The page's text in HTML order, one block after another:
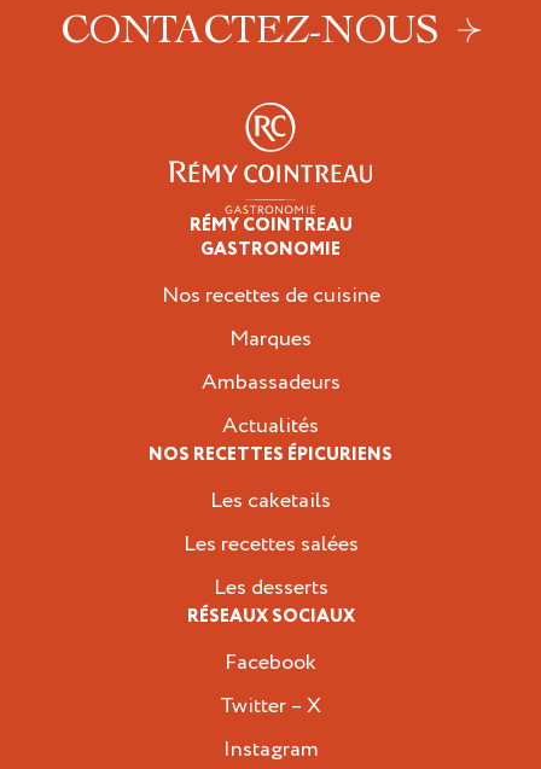
CONTACTEZ-NOUS
RÉMY COINTREAU
GASTRONOMIE
Nos recettes de cuisine
Marques
Ambassadeurs
Actualités
NOS RECETTES ÉPICURIENS
Les caketails
Les recettes salées
Les desserts
RÉSEAUX SOCIAUX
Facebook
Twitter – X
Instagram